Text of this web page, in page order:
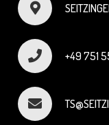
+49 751